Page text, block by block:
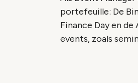
portefeuille: De
Finance Day en
events, zoals